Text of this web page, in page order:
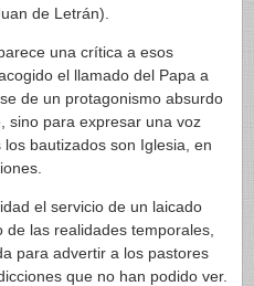
de Letrán).
una crítica a esos
el llamado del Papa a
de un protagonismo absurdo
sino para expresar una voz
bautizados son Iglesia, en
el servicio de un laicado
las realidades temporales,
para advertir a los pastores
que no han podido ver.